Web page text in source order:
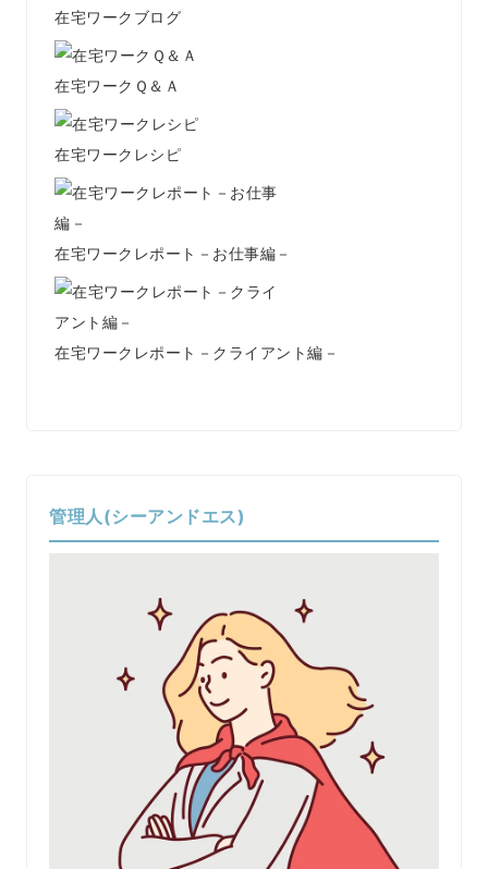
在宅ワークブログ
在宅ワークＱ＆Ａ
在宅ワークレシピ
在宅ワークレポート－お仕事編－
在宅ワークレポート－クライアント編－
管理人(シーアンドエス)